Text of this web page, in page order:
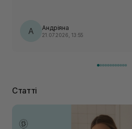
А Андріяна
21.07.2026, 13:55
Статті